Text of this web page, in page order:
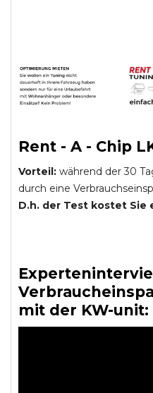
Rent - A - Chip
Vorteil: während der 30
durch eine
D.h. der Test kostet
mit der KW-unit: